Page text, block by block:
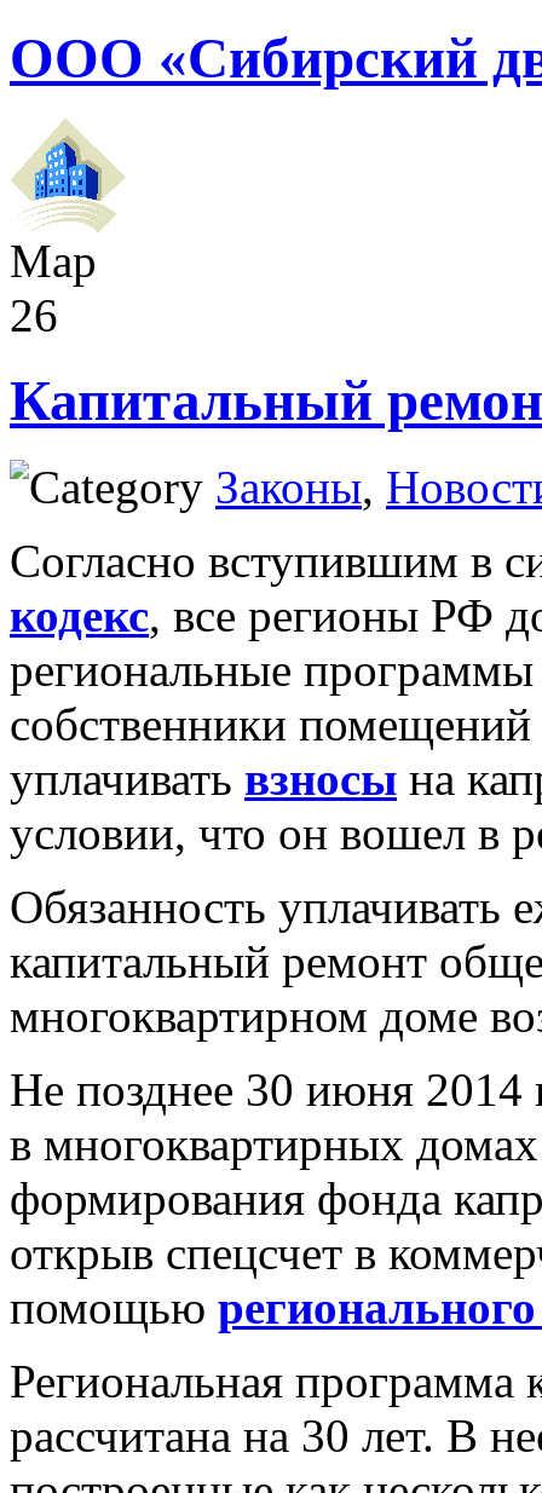
ООО «Сибирский
Мар
26
Капитальный
Законы,
Согласно вступившим в
кодекс, все регионы РФ
региональные программы
собственники
уплачивать взносы на
условии, что он вошел в
Обязанность уплачивать
капитальный ремонт
многоквартирном доме
Не позднее 30 июня 2014
в многоквартирных
формирования фонда
открыв спецсчет в
помощью
Региональная
рассчитана на 30 лет. В